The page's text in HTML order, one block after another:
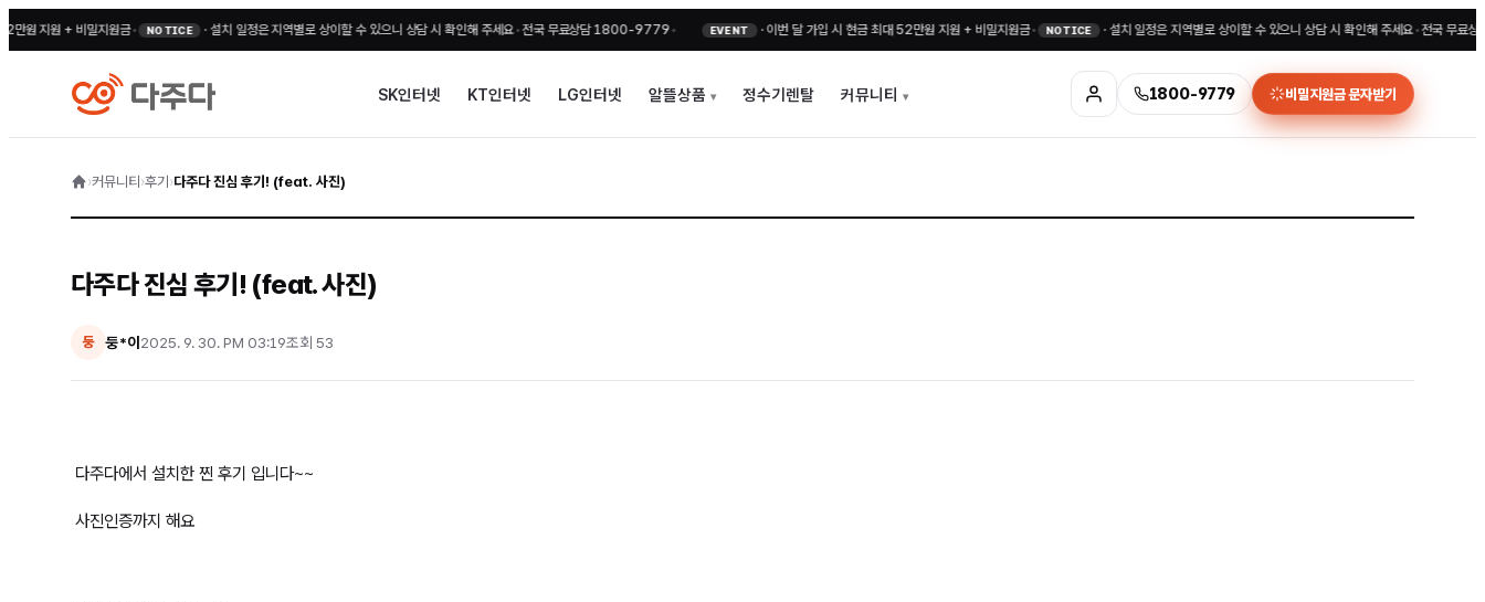
+ 비밀지원금• NOTICE ·설치 일정은 지역별로 상이할 수 있으니 상담 시 확인해 주세요•전국 무료상담 1800-9779• EVENT ·이번 달 가입 시 현금 최대 52만원 지원 + 비밀지원금• NOTICE ·설치 일정은 지역별로 상이할 수 있으니 상담 시 확인해 주세요•전국 무료상담
SK인터넷 KT인터넷 LG인터넷 알뜰상품 정수기렌탈 커뮤니티 1800-9779 비밀지원금 문자받기
›커뮤니티 ›후기 ›다주다 진심 후기! (feat. 사진)
다주다 진심 후기! (feat. 사진)
둥 둥*이 2025. 9. 30. PM 03:19조회 53
다주다에서 설치한 찐 후기 입니다~~
사진인증까지 해요